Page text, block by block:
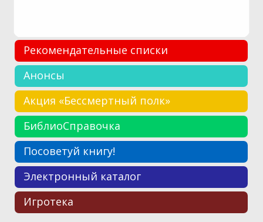
Рекомендательные списки
Анонсы
Акция «Бессмертный полк»
БиблиоСправочка
Посоветуй книгу!
Электронный каталог
Игротека